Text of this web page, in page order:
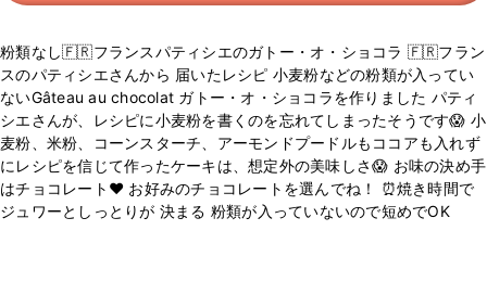
粉類なし🇫🇷フランスパティシエのガトー・オ・ショコラ 🇫🇷フラン
スのパティシエさんから 届いたレシピ 小麦粉などの粉類が入ってい
ないGâteau au chocolat ガトー・オ・ショコラを作りました パティ
シエさんが、レシピに小麦粉を書くのを忘れてしまったそうです😱 小
麦粉、米粉、コーンスターチ、アーモンドプードルもココアも入れず
にレシピを信じて作ったケーキは、想定外の美味しさ😱 お味の決め手
はチョコレート❤️ お好みのチョコレートを選んでね！ ⏰焼き時間で
ジュワーとしっとりが 決まる 粉類が入っていないので短めでOK